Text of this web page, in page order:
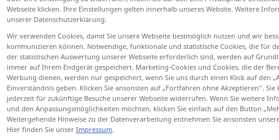
antippen)
Webseite klicken. Ihre Einstellungen gelten innerhalb unseres Website. Weitere
unserer Datenschutzerklärung.
Wir verwenden Cookies, damit Sie unsere Webseite bestmöglich nutzen und wir
kommunizieren können. Notwendige, funktionale und statistische Cookies, die für
der statistischen Auswertung unserer Webseite erforderlich sind, werden auf
immer auf Ihrem Endgerät gespeichert. Marketing-Cookies und Cookies, die der
Werbung dienen, werden nur gespeichert, wenn Sie uns durch einen Klick auf den
Einverständnis geben. Klicken Sie ansonsten auf „Fortfahren ohne Akzeptieren“.
jederzeit für zukünftige Besuche unserer Webseite widerrufen. Wenn Sie weitere
und den Anpassungsmöglichkeiten möchten, klicken Sie einfach auf den Button
Weitergehende Hinweise zu der Datenverarbeitung entnehmen Sie ansonsten
Hier finden Sie unser Impressum.